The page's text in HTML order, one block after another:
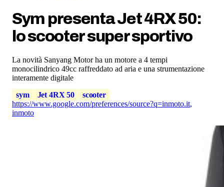
Sym presenta Jet 4RX 50:
lo scooter super sportivo
La novità Sanyang Motor ha un motore a 4 tempi
monocilindrico 49cc raffreddato ad aria e una strumentazione
interamente digitale
sym
Jet 4RX 50
scooter
https://www.google.com/preferences/source?q=inmoto.it,
inmoto